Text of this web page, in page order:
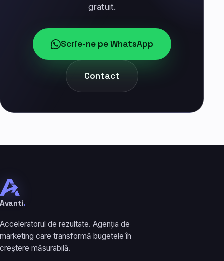
gratuit.
Scrie-ne pe WhatsApp
Contact
Avanti.
Acceleratorul de rezultate. Agenția de
marketing care transformă bugetele în
creștere măsurabilă.